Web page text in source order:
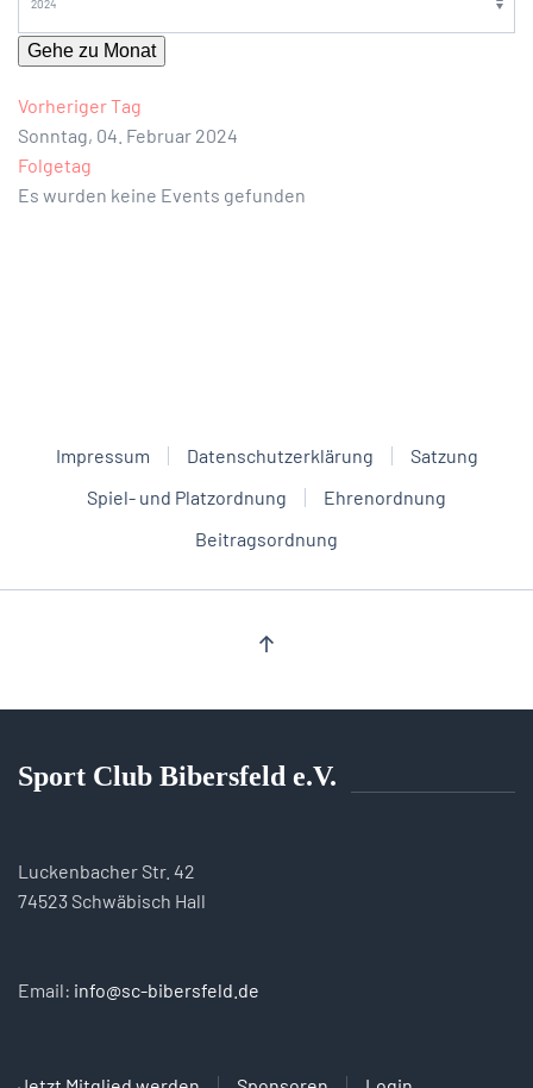
Gehe zu Monat
Vorheriger Tag
Sonntag, 04. Februar 2024
Folgetag
Es wurden keine Events gefunden
Impressum Datenschutzerklärung
Satzung
Spiel- und Platzordnung
Ehrenordnung
Beitragsordnung
Sport Club Bibersfeld e.V.
Luckenbacher Str. 42
74523 Schwäbisch Hall
Email: info@sc-bibersfeld.de